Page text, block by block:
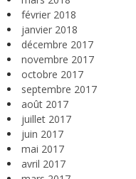
février 2018
janvier 2018
décembre 2017
novembre 2017
octobre 2017
septembre 2017
août 2017
juillet 2017
juin 2017
mai 2017
avril 2017